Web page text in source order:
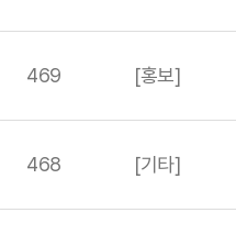
469 [홍보]
468 [기타]